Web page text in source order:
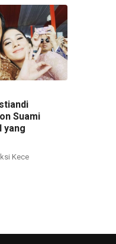
Suami
yang
Kece